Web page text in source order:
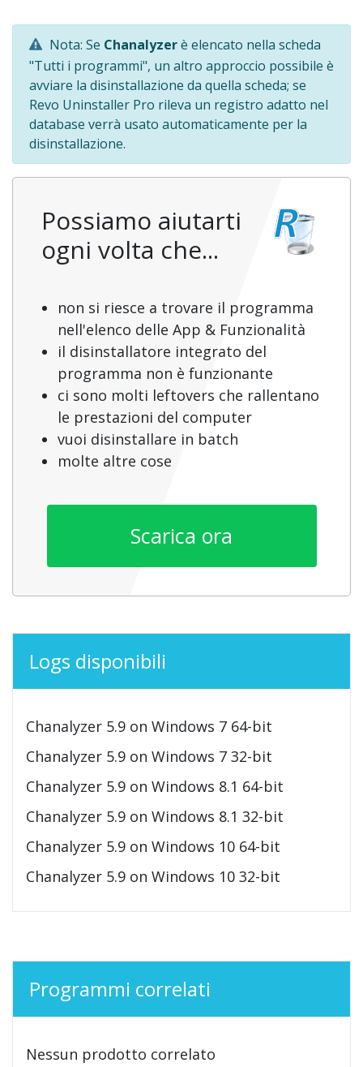
Nota: Se Chanalyzerè elencato nella scheda
"Tutti i programmi", un altro approccio possibile è
avviare la disinstallazione da quella scheda; se
Revo Uninstaller Pro rileva un registro adatto nel
database verrà usato automaticamente per la
disinstallazione.
Possiamo aiutarti
ogni volta che...
non si riesce a trovare il programma
nell'elenco delle App & Funzionalità
il disinstallatore integrato del
programma non è funzionante
ci sono molti leftovers che rallentano
le prestazioni del computer
vuoi disinstallare in batch
molte altre cose
Scarica ora
Logs disponibili
Chanalyzer 5.9 on Windows 7 64-bit
Chanalyzer 5.9 on Windows 7 32-bit
Chanalyzer 5.9 on Windows 8.1 64-bit
Chanalyzer 5.9 on Windows 8.1 32-bit
Chanalyzer 5.9 on Windows 10 64-bit
Chanalyzer 5.9 on Windows 10 32-bit
Programmi correlati
Nessun prodotto correlato